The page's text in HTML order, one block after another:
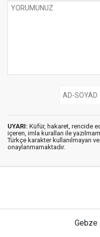
UYARI: Küfür, hakaret, rencide
içeren, imla kuralları ile
Türkçe karakter kullanılmayan
onaylanmamaktadır.
Gebze